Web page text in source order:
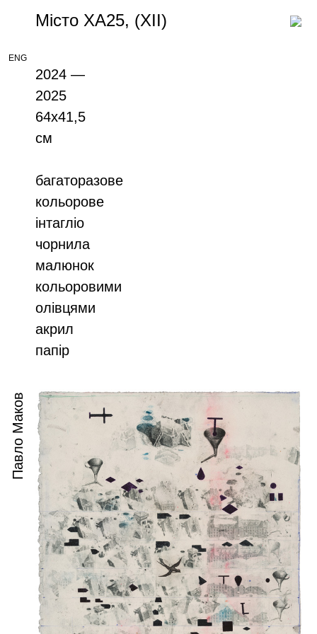
Місто ХА25, (XIІ)
ENG
Павло Маков
2024 —
2025
64х41,5
см
багаторазове
кольорове
інтагліо
чорнила
малюнок
кольоровими
олівцями
акрил
папір